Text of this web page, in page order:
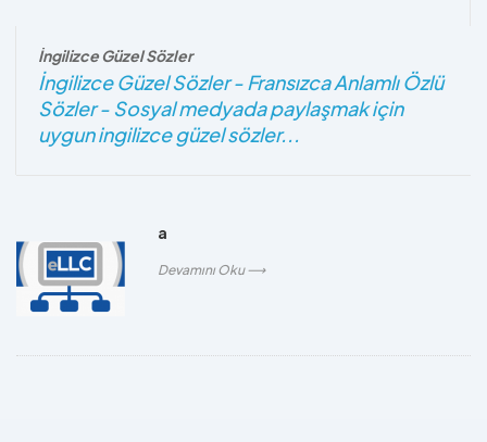
İngilizce Güzel Sözler
İngilizce Güzel Sözler - Fransızca Anlamlı Özlü
Sözler - Sosyal medyada paylaşmak için
uygun ingilizce güzel sözler...
a
Devamını Oku ⟶